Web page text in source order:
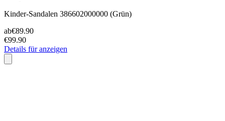
Kinder-Sandalen 386602000000 (Grün)
ab€89.90
€99.90
Details für anzeigen